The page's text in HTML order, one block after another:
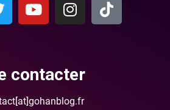
contacter